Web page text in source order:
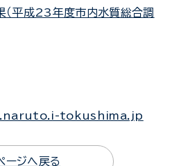
平成23年度市内水質総合調
tokushima.jp
ージへ戻る